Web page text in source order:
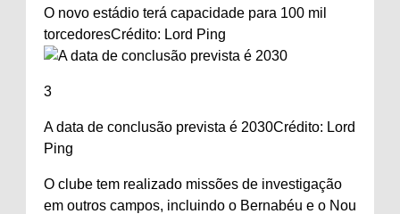
O novo estádio terá capacidade para 100 mil
torcedoresCrédito: Lord Ping
3
A data de conclusão prevista é 2030Crédito: Lord
Ping
O clube tem realizado missões de investigação
em outros campos, incluindo o Bernabéu e o Nou